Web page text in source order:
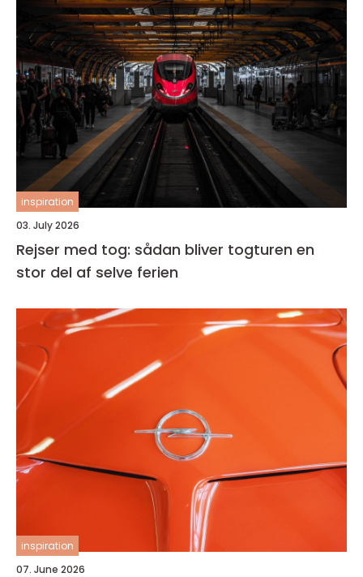
inspiration
03. July 2026
Rejser med tog: sådan bliver togturen en
stor del af selve ferien
inspiration
07. June 2026